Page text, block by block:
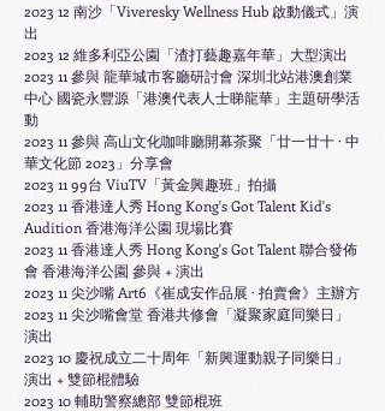
2023 12 南沙「Viveresky Wellness Hub 啟動儀式」演
出
2023 12 維多利亞公園 「渣打藝趣嘉年華」大型演出
2023 11 參與 龍華城市客廳研討會 深圳北站港澳創業
中心 國瓷永豐源「港澳代表人士睇龍華」主題研學活
動
2023 11 參與 高山文化咖啡廳開幕茶聚「廿一廿十 · 中
華文化節 2023」分享會
2023 11 99台 ViuTV「黃金興趣班」拍攝
2023 11 香港達人秀 Hong Kong's Got Talent Kid's
Audition 香港海洋公園 現場比賽
2023 11 香港達人秀 Hong Kong's Got Talent 聯合發佈
會 香港海洋公園 參與 + 演出
2023 11 尖沙嘴 Art6《崔成安作品展 · 拍賣會》主辦方
2023 11 尖沙嘴會堂 香港共修會「凝聚家庭同樂日」
演出
2023 10 慶祝成立二十周年「新興運動親子同樂日」
演出 + 雙節棍體驗
2023 10 輔助警察總部 雙節棍班